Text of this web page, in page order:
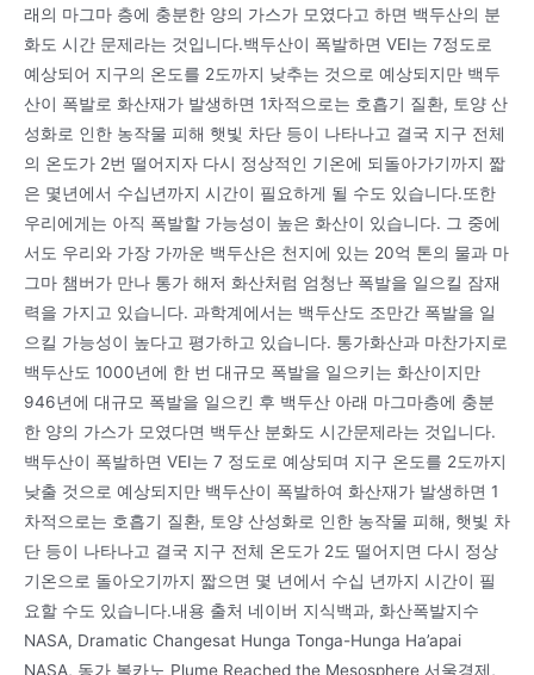
래의 마그마 층에 충분한 양의 가스가 모였다고 하면 백두산의 분
화도 시간 문제라는 것입니다.백두산이 폭발하면 VEI는 7정도로
예상되어 지구의 온도를 2도까지 낮추는 것으로 예상되지만 백두
산이 폭발로 화산재가 발생하면 1차적으로는 호흡기 질환, 토양 산
성화로 인한 농작물 피해 햇빛 차단 등이 나타나고 결국 지구 전체
의 온도가 2번 떨어지자 다시 정상적인 기온에 되돌아가기까지 짧
은 몇년에서 수십년까지 시간이 필요하게 될 수도 있습니다.또한
우리에게는 아직 폭발할 가능성이 높은 화산이 있습니다. 그 중에
서도 우리와 가장 가까운 백두산은 천지에 있는 20억 톤의 물과 마
그마 챔버가 만나 통가 해저 화산처럼 엄청난 폭발을 일으킬 잠재
력을 가지고 있습니다. 과학계에서는 백두산도 조만간 폭발을 일
으킬 가능성이 높다고 평가하고 있습니다. 통가화산과 마찬가지로
백두산도 1000년에 한 번 대규모 폭발을 일으키는 화산이지만
946년에 대규모 폭발을 일으킨 후 백두산 아래 마그마층에 충분
한 양의 가스가 모였다면 백두산 분화도 시간문제라는 것입니다.
백두산이 폭발하면 VEI는 7 정도로 예상되며 지구 온도를 2도까지
낮출 것으로 예상되지만 백두산이 폭발하여 화산재가 발생하면 1
차적으로는 호흡기 질환, 토양 산성화로 인한 농작물 피해, 햇빛 차
단 등이 나타나고 결국 지구 전체 온도가 2도 떨어지면 다시 정상
기온으로 돌아오기까지 짧으면 몇 년에서 수십 년까지 시간이 필
요할 수도 있습니다.내용 출처 네이버 지식백과, 화산폭발지수
NASA, Dramatic Changesat Hunga Tonga-Hunga Ha’apai
NASA, 동가 볼카노 Plume Reached the Mesosphere 서울경제,